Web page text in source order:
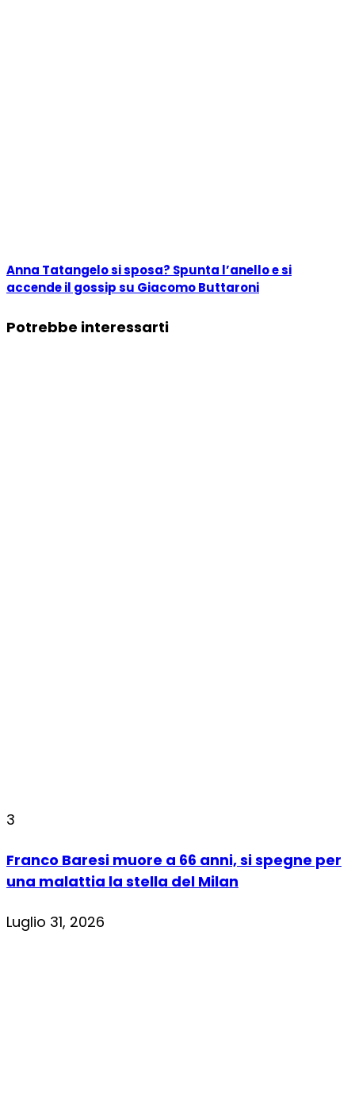
Anna Tatangelo si sposa? Spunta l’anello e si
accende il gossip su Giacomo Buttaroni
Potrebbe interessarti
3
Franco Baresi muore a 66 anni, si spegne per
una malattia la stella del Milan
Luglio 31, 2026